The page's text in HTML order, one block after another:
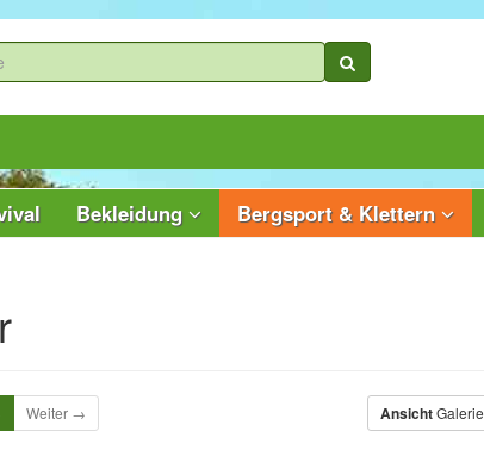
Bekleidung Bergsport & Klettern
Weiter → AnsichtGalerie